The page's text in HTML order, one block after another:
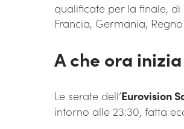
qualificate per la finale,
Francia, Germania,
A che ora
Le serate dell’Eurovision
intorno alle 23:30, fatta